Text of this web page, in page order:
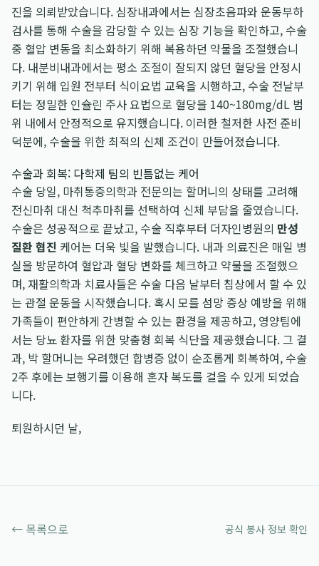
진을 의뢰받았습니다. 심장내과에서는 심장초음파와 운동부하
검사를 통해 수술을 감당할 수 있는 심장 기능을 확인하고, 수술
중 혈압 변동을 최소화하기 위해 복용하던 약물을 조절했습니
다. 내분비내과에서는 평소 조절이 잘되지 않던 혈당을 안정시
키기 위해 입원 전부터 식이요법 교육을 시행하고, 수술 전날부
터는 정밀한 인슐린 주사 요법으로 혈당을 140~180mg/dL 범
위 내에서 안정적으로 유지했습니다. 이러한 철저한 사전 준비
덕분에, 수술을 위한 최적의 신체 조건이 만들어졌습니다.
수술과 회복: 다학제 팀의 빈틈없는 케어
수술 당일, 마취통증의학과 전문의는 할머니의 상태를 고려해
전신마취 대신 척추마취를 선택하여 신체 부담을 줄였습니다.
수술은 성공적으로 끝났고, 수술 직후부터 더자인병원의 만성
질환 협진 케어는 더욱 빛을 발했습니다. 내과 의료진은 매일 병
실을 방문하여 혈압과 혈당 변화를 체크하고 약물을 조절했으
며, 재활의학과 치료사들은 수술 다음 날부터 침상에서 할 수 있
는 관절 운동을 시작했습니다. 혹시 모를 섬망 증상 예방을 위해
가족들이 편안하게 간병할 수 있는 환경을 제공하고, 영양팀에
서는 당뇨 환자를 위한 맞춤형 회복 식단을 제공했습니다. 그 결
과, 박 할머니는 우려했던 합병증 없이 순조롭게 회복하여, 수술
2주 후에는 보행기를 이용해 혼자 복도를 걸을 수 있게 되었습
니다.
퇴원하시던 날,
← 목록으로 공식 봉사 정보 확인